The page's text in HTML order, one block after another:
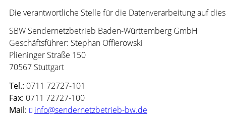
Die verantwortliche Stelle für die Datenverarbeitung auf
SBW Sendernetzbetrieb Baden-Württemberg GmbH
Geschäftsführer: Stephan Offierowski
Plieninger Straße 150
70567 Stuttgart
Tel.: 0711 72727-101
Fax: 0711 72727-100
Mail:
info@sendernetzbetrieb-bw.de